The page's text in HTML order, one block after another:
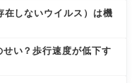
しないウイルス）は機
い？歩行速度が低下す